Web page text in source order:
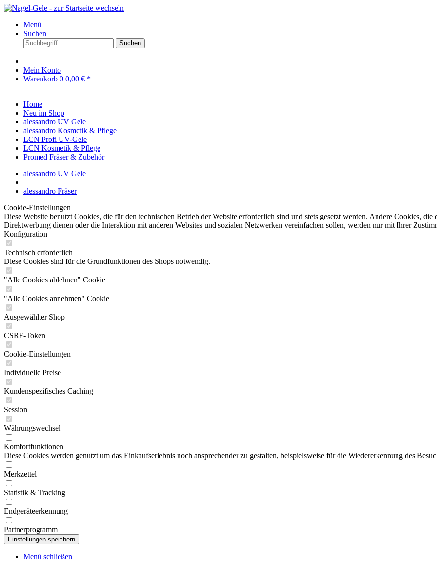
Menü
Suchen
Suchen
Mein Konto
Warenkorb 0 0,00 € *
Home
Neu im Shop
alessandro UV Gele
alessandro Kosmetik & Pflege
LCN Profi UV-Gele
LCN Kosmetik & Pflege
Promed Fräser & Zubehör
alessandro UV Gele
alessandro Fräser
Cookie-Einstellungen
Diese Website benutzt Cookies, die für den technischen Betrieb der Website erforderlich sind und stets gesetzt werden. Andere Cookies,
Direktwerbung dienen oder die Interaktion mit anderen Websites und sozialen Netzwerken vereinfachen sollen, werden nur mit Ihrer
Konfiguration
Technisch erforderlich
Diese Cookies sind für die Grundfunktionen des Shops notwendig.
"Alle Cookies ablehnen" Cookie
"Alle Cookies annehmen" Cookie
Ausgewählter Shop
CSRF-Token
Cookie-Einstellungen
Individuelle Preise
Kundenspezifisches Caching
Session
Währungswechsel
Komfortfunktionen
Diese Cookies werden genutzt um das Einkaufserlebnis noch ansprechender zu gestalten, beispielsweise für die Wiedererkennung des
Merkzettel
Statistik & Tracking
Endgeräteerkennung
Partnerprogramm
Menü schließen